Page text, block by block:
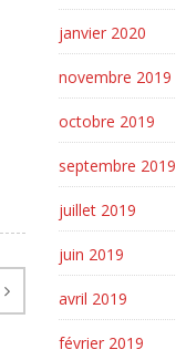
janvier 2020
novembre 2019
octobre 2019
septembre 2019
juillet 2019
juin 2019
avril 2019
février 2019